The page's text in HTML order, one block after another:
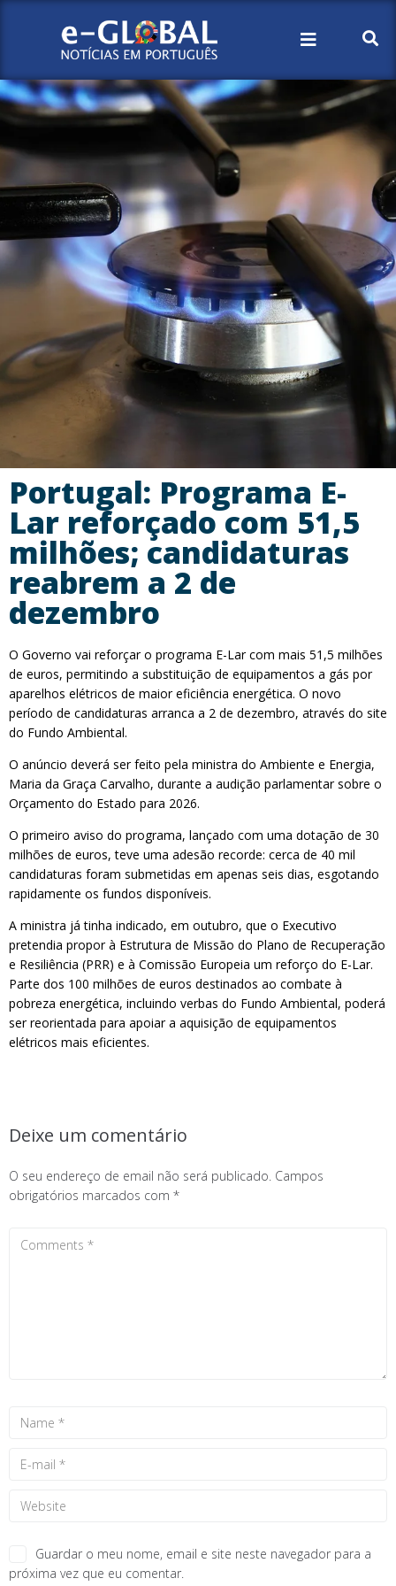
Portugal: Programa E-
Lar reforçado com 51,5
milhões; candidaturas
reabrem a 2 de
dezembro
O Governo vai reforçar o programa E-Lar com mais 51,5 milhões
de euros, permitindo a substituição de equipamentos a gás por
aparelhos elétricos de maior eficiência energética. O novo
período de candidaturas arranca a 2 de dezembro, através do site
do Fundo Ambiental.
O anúncio deverá ser feito pela ministra do Ambiente e Energia,
Maria da Graça Carvalho, durante a audição parlamentar sobre o
Orçamento do Estado para 2026.
O primeiro aviso do programa, lançado com uma dotação de 30
milhões de euros, teve uma adesão recorde: cerca de 40 mil
candidaturas foram submetidas em apenas seis dias, esgotando
rapidamente os fundos disponíveis.
A ministra já tinha indicado, em outubro, que o Executivo
pretendia propor à Estrutura de Missão do Plano de Recuperação
e Resiliência (PRR) e à Comissão Europeia um reforço do E-Lar.
Parte dos 100 milhões de euros destinados ao combate à
pobreza energética, incluindo verbas do Fundo Ambiental, poderá
ser reorientada para apoiar a aquisição de equipamentos
elétricos mais eficientes.
Deixe um comentário
O seu endereço de email não será publicado. Campos
obrigatórios marcados com *
Guardar o meu nome, email e site neste navegador para a
próxima vez que eu comentar.